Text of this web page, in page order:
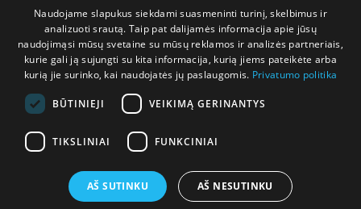
Kontaktai
+370 677 31358
Naudojame slapukus siekdami suasmeninti turinį, skelbimus ir
analizuoti srautą. Taip pat dalijamės informacija apie jūsų
naudojimąsi mūsų svetaine su mūsų reklamos ir analizės partneriais,
kurie gali ją sujungti su kita informacija, kurią jiems pateikėte arba
kurią jie surinko, kai naudojatės jų paslaugomis. Privatumo politika
BŪTINIEJI VEIKIMĄ GERINANTYS
TIKSLINIAI FUNKCINIAI
AŠ SUTINKU AŠ NESUTINKU